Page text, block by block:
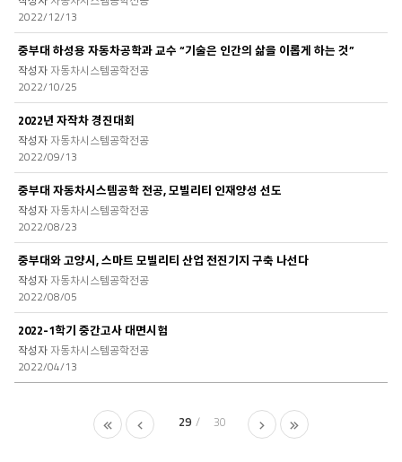
2022/12/13
중부대 하성용 자동차공학과 교수 “기술은 인간의 삶을 이롭게 하는 것”
자동차시스템공학전공
2022/10/25
2022년 자작차 경진대회
자동차시스템공학전공
2022/09/13
중부대 자동차시스템공학 전공, 모빌리티 인재양성 선도
자동차시스템공학전공
2022/08/23
중부대와 고양시, 스마트 모빌리티 산업 전진기지 구축 나선다
자동차시스템공학전공
2022/08/05
2022-1학기 중간고사 대면시험
자동차시스템공학전공
2022/04/13
29 30